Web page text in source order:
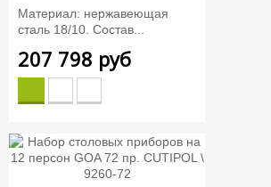
Материал: нержавеющая
сталь 18/10. Состав...
207 798 руб